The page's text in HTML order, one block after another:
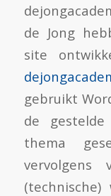
de Jong
site
gebruikt
de
thema
vervolgens